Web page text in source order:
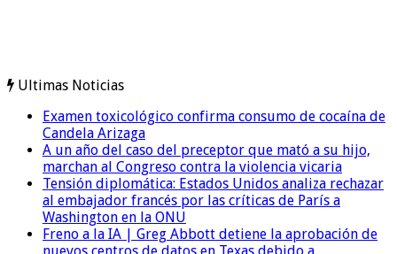
Ultimas Noticias
Examen toxicológico confirma consumo de cocaína de
Candela Arizaga
A un año del caso del preceptor que mató a su hijo,
marchan al Congreso contra la violencia vicaria
Tensión diplomática: Estados Unidos analiza rechazar
al embajador francés por las críticas de París a
Washington en la ONU
Freno a la IA | Greg Abbott detiene la aprobación de